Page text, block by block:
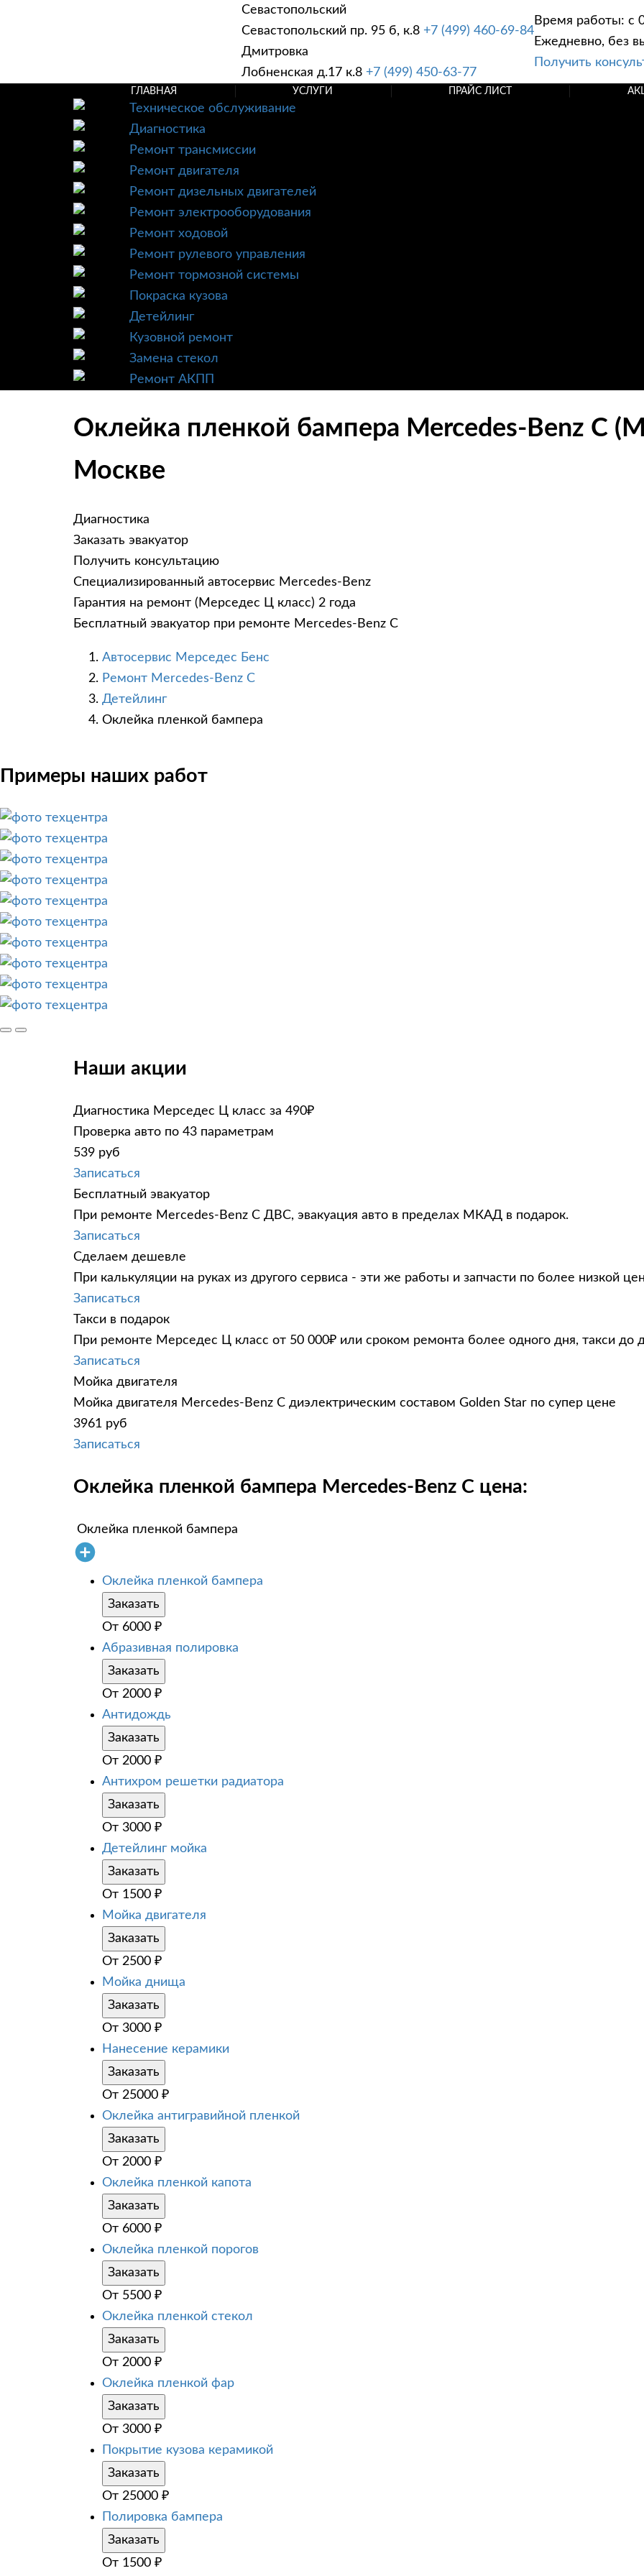
Севастопольский
Севастопольский пр. 95 б, к.8 +7 (499) 460-69-84
Дмитровка
Лобненская д.17 к.8 +7 (499) 450-63-77
Время работы: с
Ежедневно, без
Получить
ГЛАВНАЯ УСЛУГИ ПРАЙС ЛИСТ
Техническое обслуживание
Диагностика
Ремонт трансмиссии
Ремонт двигателя
Ремонт дизельных двигателей
Ремонт электрооборудования
Ремонт ходовой
Ремонт рулевого управления
Ремонт тормозной системы
Покраска кузова
Детейлинг
Кузовной ремонт
Замена стекол
Ремонт АКПП
Оклейка пленкой бампера Mercedes-Benz C
Москве
Диагностика
Заказать эвакуатор
Получить консультацию
Специализированный автосервис Mercedes-Benz
Гарантия на ремонт (Мерседес Ц класс) 2 года
Бесплатный эвакуатор при ремонте Mercedes-Benz C
Автосервис Мерседес Бенс
Ремонт Mercedes-Benz C
Детейлинг
Оклейка пленкой бампера
Примеры наших работ
Наши акции
Диагностика Мерседес Ц класс за 490₽
Проверка авто по 43 параметрам
539 руб
Записаться
Бесплатный эвакуатор
При ремонте Mercedes-Benz C ДВС, эвакуация авто в пределах МКАД в подарок.
Записаться
Сделаем дешевле
При калькуляции на руках из другого сервиса - эти же работы и запчасти по более низкой
Записаться
Такси в подарок
При ремонте Мерседес Ц класс от 50 000₽ или сроком ремонта более одного дня, такси до
Записаться
Мойка двигателя
Мойка двигателя Mercedes-Benz C диэлектрическим составом Golden Star по супер цене
3961 руб
Записаться
Оклейка пленкой бампера Mercedes-Benz C цена:
Оклейка пленкой бампера
Оклейка пленкой бампера
Заказать
От 6000 ₽
Абразивная полировка
Заказать
От 2000 ₽
Антидождь
Заказать
От 2000 ₽
Антихром решетки радиатора
Заказать
От 3000 ₽
Детейлинг мойка
Заказать
От 1500 ₽
Мойка двигателя
Заказать
От 2500 ₽
Мойка днища
Заказать
От 3000 ₽
Нанесение керамики
Заказать
От 25000 ₽
Оклейка антигравийной пленкой
Заказать
От 2000 ₽
Оклейка пленкой капота
Заказать
От 6000 ₽
Оклейка пленкой порогов
Заказать
От 5500 ₽
Оклейка пленкой стекол
Заказать
От 2000 ₽
Оклейка пленкой фар
Заказать
От 3000 ₽
Покрытие кузова керамикой
Заказать
От 25000 ₽
Полировка бампера
Заказать
От 1500 ₽